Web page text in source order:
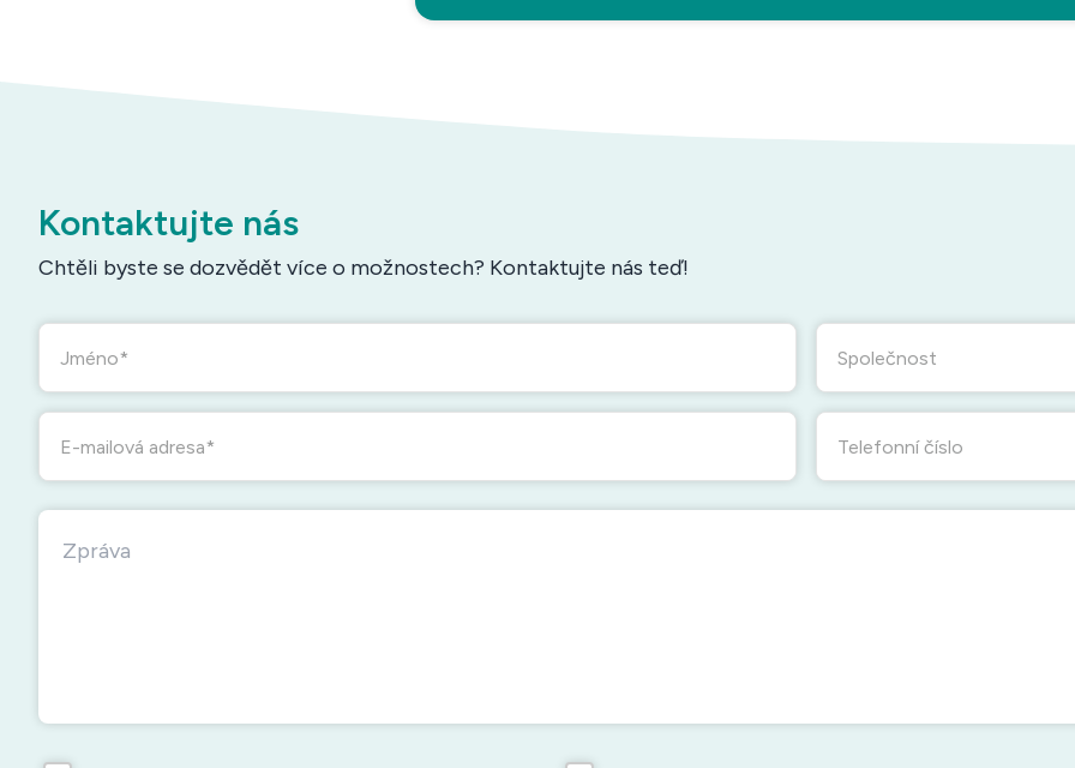
Kontaktujte nás
Chtěli byste se dozvědět více o možnostech? Kontaktujte nás teď!
Jméno Společnost
E-mailová adresa Telefonní číslo